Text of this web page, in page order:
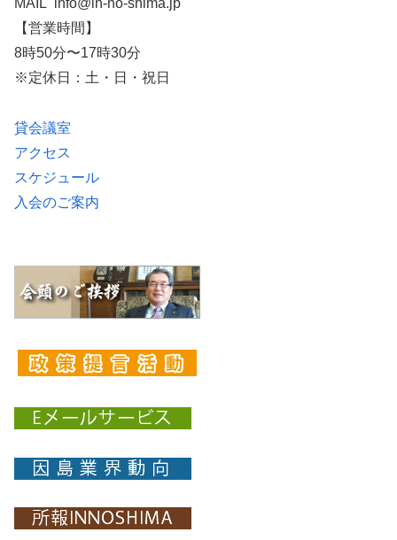
MAIL info@in-no-shima.jp
【営業時間】
8時50分〜17時30分
※定休日：土・日・祝日
貸会議室
アクセス
スケジュール
入会のご案内